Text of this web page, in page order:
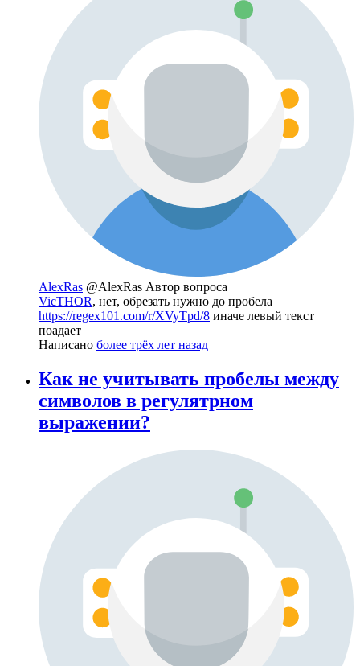
AlexRas @AlexRas Автор вопроса
VicTHOR, нет, обрезать нужно до пробела
https://regex101.com/r/XVyTpd/8 иначе левый текст
поадает
Написано более трёх лет назад
Как не учитывать пробелы между
символов в регулятрном
выражении?